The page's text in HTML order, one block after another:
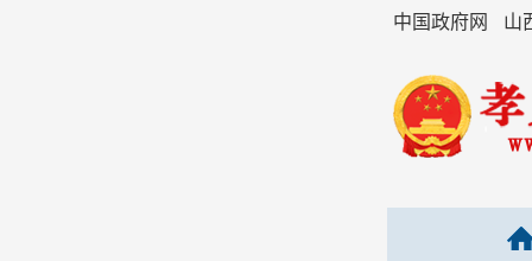
中国政府网 山